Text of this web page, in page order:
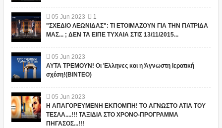
05 Jun 2023
1
"ΣΧΕΔΙΟ ΛΕΩΝΙΔΑΣ": ΤΙ ΕΤΟΙΜΑΖΟΥΝ ΓΙΑ ΤΗΝ ΠΑΤΡΙΔΑ
ΜΑΣ... ; ΔΕΝ ΤΑ ΕΙΠΕ ΤΥΧΑΙΑ ΣΤΙΣ 13/11/2015...
05 Jun 2023
ΑΥΤΑ ΤΡΕΜΟΥΝ! Οι Έλληνες και η Άγνωστη Ιερατική
σχέση!(ΒΙΝΤΕΟ)
05 Jun 2023
Η ΑΠΑΓΟΡΕΥΜΕΝΗ ΕΚΠΟΜΠΗ! ΤΟ ΑΓΝΩΣΤΟ ΑΤΙΑ ΤΟΥ
ΤΕΣΛΑ....!!! ΤΑΞΙΔΙΑ ΣΤΟ ΧΡΟΝΟ-ΠΡΟΓΡΑΜΜΑ
ΠΗΓΑΣΟΣ...!!!